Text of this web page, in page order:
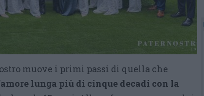
muove i primi passi di quella che
lunga più di cinque decadi con la